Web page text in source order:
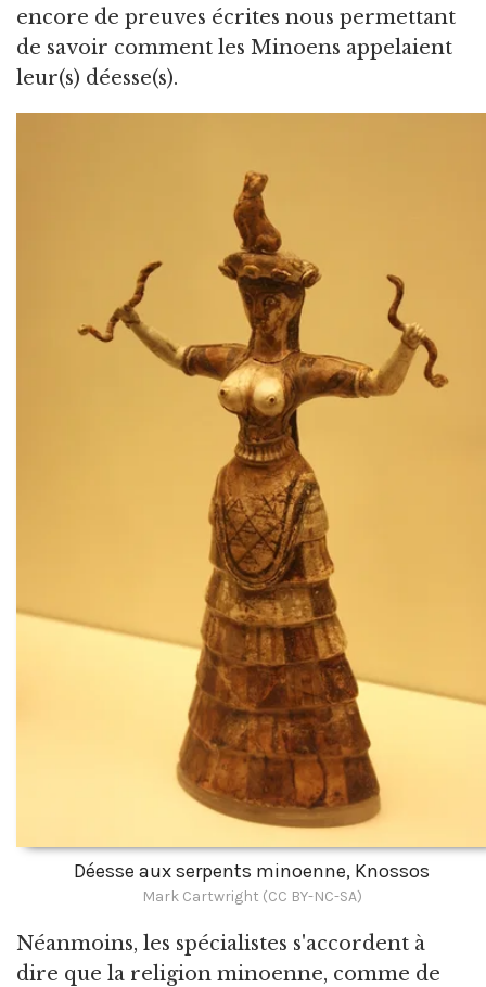
encore de preuves écrites nous permettant
de savoir comment les Minoens appelaient
leur(s) déesse(s).
Déesse aux serpents minoenne, Knossos
Mark Cartwright (CC BY-NC-SA)
Néanmoins, les spécialistes s'accordent à
dire que la religion minoenne, comme de